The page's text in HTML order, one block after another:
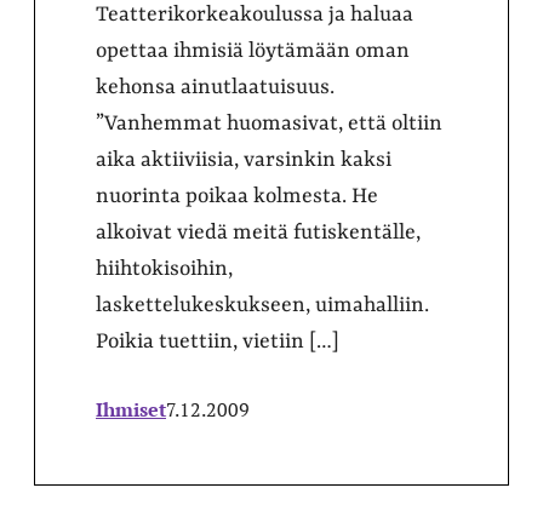
Teatterikorkeakoulussa ja haluaa
opettaa ihmisiä löytämään oman
kehonsa ainutlaatuisuus.
”Vanhemmat huomasivat, että oltiin
aika aktiiviisia, varsinkin kaksi
nuorinta poikaa kolmesta. He
alkoivat viedä meitä futiskentälle,
hiihtokisoihin,
laskettelukeskukseen, uimahalliin.
Poikia tuettiin, vietiin […]
Ihmiset7.12.2009